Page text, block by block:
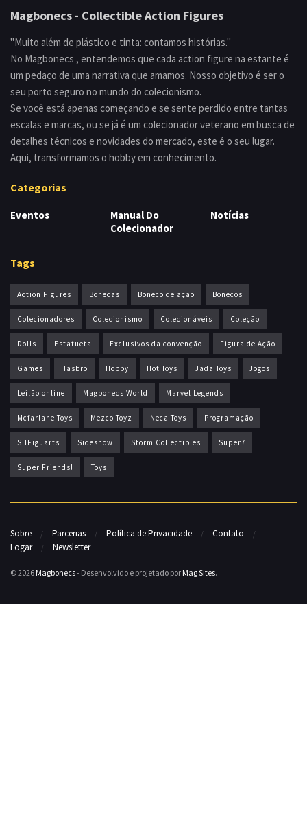
Magbonecs - Collectible Action Figures
"Muito além de plástico e tinta: contamos histórias."
No Magbonecs , entendemos que cada action figure na estante é
um pedaço de uma narrativa que amamos. Nosso objetivo é ser o
seu porto seguro no mundo do colecionismo.
Se você está apenas começando e se sente perdido entre tantas
escalas e marcas, ou se já é um colecionador veterano em busca de
detalhes técnicos e novidades do mercado, este é o seu lugar.
Aqui, transformamos o hobby em conhecimento.
Categorias
Eventos
Manual Do
Colecionador
Notícias
Tags
Action Figures Bonecas Boneco de ação Bonecos
Colecionadores Colecionismo Colecionáveis Coleção
Dolls Estatueta Exclusivos da convenção Figura de Ação
Games Hasbro Hobby Hot Toys Jada Toys Jogos
Leilão online Magbonecs World Marvel Legends
Mcfarlane Toys Mezco Toyz Neca Toys Programação
SHFiguarts Sideshow Storm Collectibles Super7
Super Friends! Toys
Sobre Parcerias Política de Privacidade
Contato
Logar
Newsletter
© 2026 Magbonecs- Desenvolvido e projetado por Mag Sites.